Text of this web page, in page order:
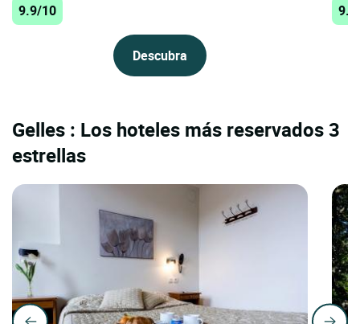
9.9/10
Descubra
Gelles : Los hoteles más reservados 3
estrellas